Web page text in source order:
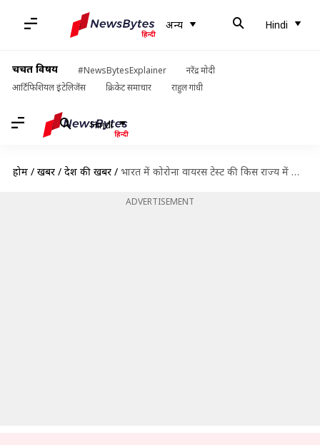
अन्य Hindi
चर्चित विषय #NewsBytesExplainer
नरेंद्र मोदी
आर्टिफिशियल इंटेलिजेंस
क्रिकेट समाचार राहुल गांधी
Hindi
होम / खबरें / देश की खबरें / भारत में कोरोना वायरस टेस्ट की किस राज्य में कितनी फीस है?
ADVERTISEMENT